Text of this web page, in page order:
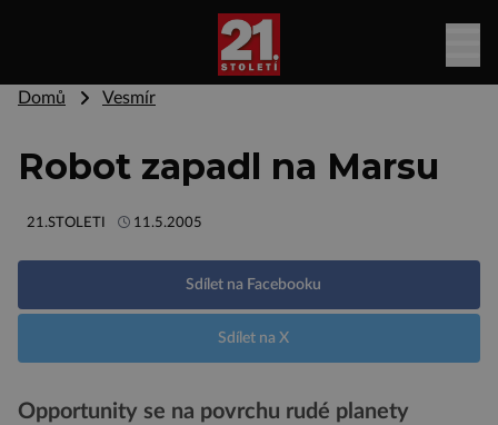
Domů Vesmír
Robot zapadl na Marsu
21.STOLETI 11.5.2005
Sdílet na Facebooku
Sdílet na X
Opportunity se na povrchu rudé planety